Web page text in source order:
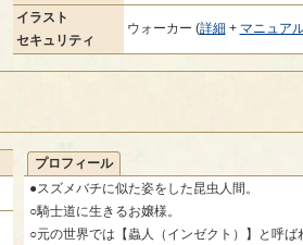
イラスト
セキュリティ
ウォーカー (詳細 + マニュア
プロフィール
●スズメバチに似た姿をした昆虫人間。
○騎士道に生きるお嬢様。
○元の世界では【蟲人（インゼクト）】と呼ば